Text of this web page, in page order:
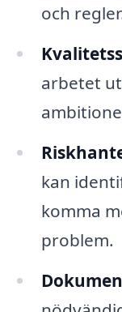
och
arbetet
kan
komma
problem.